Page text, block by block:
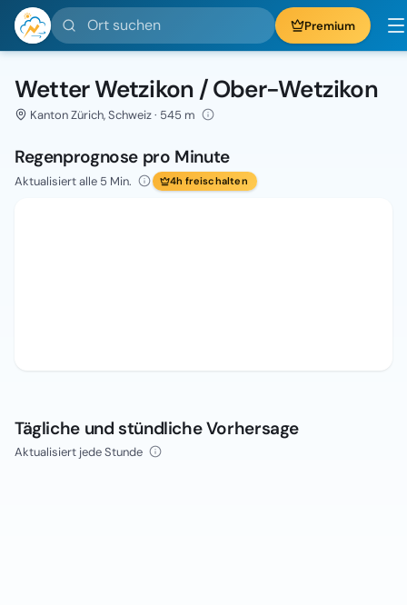
Ort suchen Premium
Wetter Wetzikon / Ober-Wetzikon
Kanton Zürich, Schweiz · 545 m
Regenprognose pro Minute
Aktualisiert alle 5 Min. 4h freischalten
Tägliche und stündliche Vorhersage
Aktualisiert jede Stunde